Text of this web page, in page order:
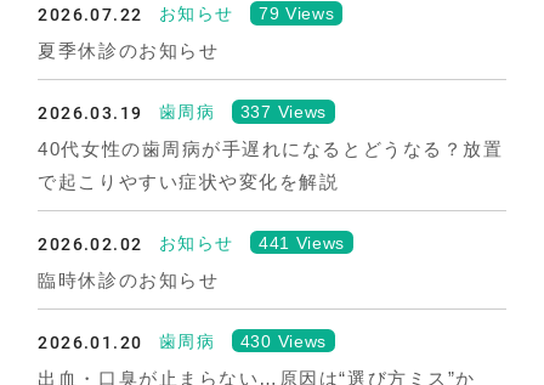
2026.07.22 お知らせ 79 Views
夏季休診のお知らせ
2026.03.19 歯周病 337 Views
40代女性の歯周病が手遅れになるとどうなる？放置
で起こりやすい症状や変化を解説
2026.02.02 お知らせ 441 Views
臨時休診のお知らせ
2026.01.20 歯周病 430 Views
出血・口臭が止まらない…原因は“選び方ミス”か